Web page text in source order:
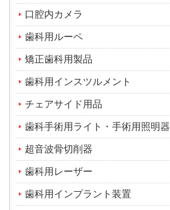
口腔内カメラ
歯科用ルーペ
矯正歯科用製品
歯科用インスツルメント
チェアサイド用品
歯科手術用ライト・手術用照明器
超音波骨切削器
歯科用レーザー
歯科用インプラント装置